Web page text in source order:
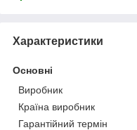
Характеристики
Основні
Виробник
Країна виробник
Гарантійний термін